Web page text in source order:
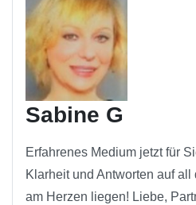
Sabine G
Erfahrenes Medium jetzt für
Klarheit und Antworten auf
am Herzen liegen! Liebe,